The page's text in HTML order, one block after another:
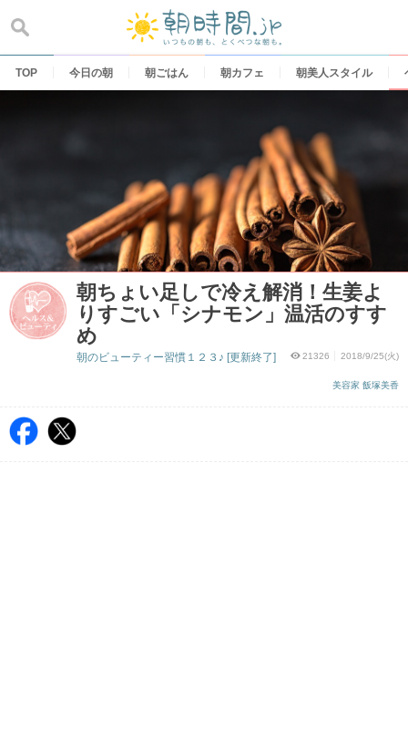
content
TOP 今日の朝 朝ごはん 朝カフェ 朝美人スタイル
朝ちょい足しで冷え解消！生姜よ
りすごい「シナモン」温活のすす
め
21326 2018/9/25(火)
美容家 飯塚美香
朝のビューティー習慣１２３♪ [更新終了]